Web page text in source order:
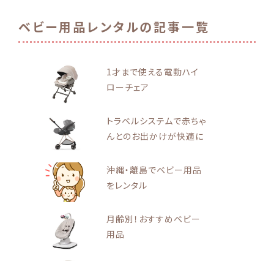
ベビー用品レンタルの記事一覧
1才まで使える電動ハイ
ローチェア
トラベルシステムで赤ちゃ
んとのお出かけが快適に
沖縄・離島でベビー用品
をレンタル
月齢別！おすすめベビー
用品